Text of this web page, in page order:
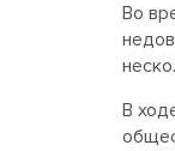
Во
В